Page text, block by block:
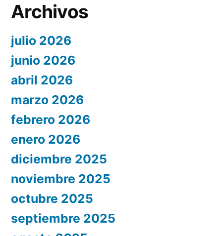
Archivos
julio 2026
junio 2026
abril 2026
marzo 2026
febrero 2026
enero 2026
diciembre 2025
noviembre 2025
octubre 2025
septiembre 2025